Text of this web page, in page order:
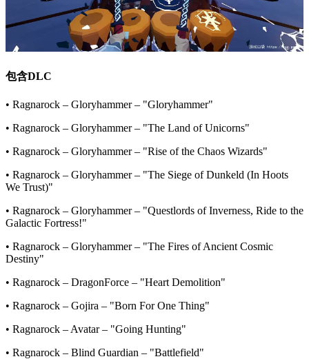
包含DLC
• Ragnarock – Gloryhammer – "Gloryhammer"
• Ragnarock – Gloryhammer – "The Land of Unicorns"
• Ragnarock – Gloryhammer – "Rise of the Chaos Wizards"
• Ragnarock – Gloryhammer – "The Siege of Dunkeld (In Hoots
We Trust)"
• Ragnarock – Gloryhammer – "Questlords of Inverness, Ride to the
Galactic Fortress!"
• Ragnarock – Gloryhammer – "The Fires of Ancient Cosmic
Destiny"
• Ragnarock – DragonForce – "Heart Demolition"
• Ragnarock – Gojira – "Born For One Thing"
• Ragnarock – Avatar – "Going Hunting"
• Ragnarock – Blind Guardian – "Battlefield"